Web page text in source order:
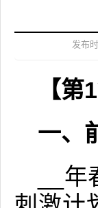
发布
【
一、
__